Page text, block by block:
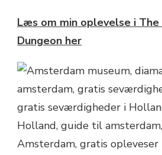
Læs om min oplevelse i
Dungeon her